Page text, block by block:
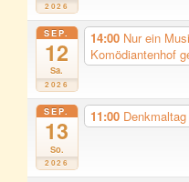
2026
SEP.
12
Sa.
2026
14:00 Nur ein
Komödiantenhof
SEP.
13
So.
2026
11:00 Denkmaltag